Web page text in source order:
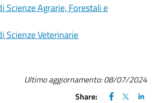
Scienze Agrarie, Forestali e
Scienze Veterinarie
Ultimo aggiornamento:08/07/2024
Share:
FACEBOOK
(apre una
X
(apre